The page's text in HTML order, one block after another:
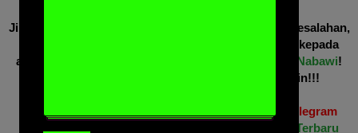
Jika dalam posting website SantriNabawi terdapat kesalahan,
atau Anda ingin sekedar memberi kritik dan saran kepada
admin, silakan kirim pesan saja ke
fanspage SantriNabawi!
Tidak perlu posting surat terbuka di website lain!!!
Dapatkan update info terbaru di WhatsApp dan Telegram
Tips Jitu Agar Tak Ketinggalan Info Terbaru